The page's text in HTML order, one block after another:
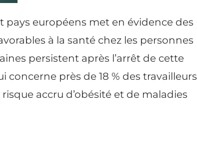
pays européens met en évidence des
à la santé chez les personnes
persistent après l’arrêt de cette
concerne près de 18 % des travailleurs
accru d’obésité et de maladies